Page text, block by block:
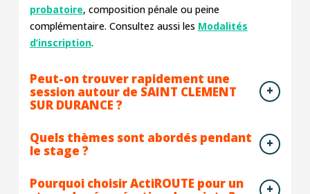
probatoire, composition pénale ou peine
complémentaire. Consultez aussi les Modalités
d’inscription.
Peut-on trouver rapidement une
session autour de SAINT CLEMENT
SUR DURANCE ?
Quels thèmes sont abordés pendant
le stage ?
Pourquoi choisir ActiROUTE pour un